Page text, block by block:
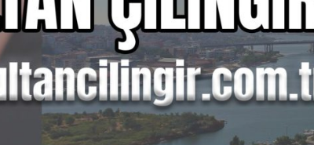
EYÜP
SULTAN